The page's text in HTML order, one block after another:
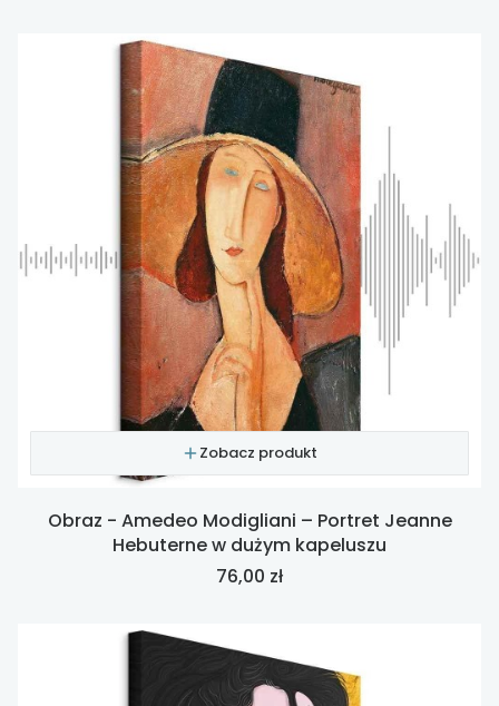
Zobacz produkt
Obraz - Amedeo Modigliani – Portret Jeanne
Hebuterne w dużym kapeluszu
Cena
76,00 zł